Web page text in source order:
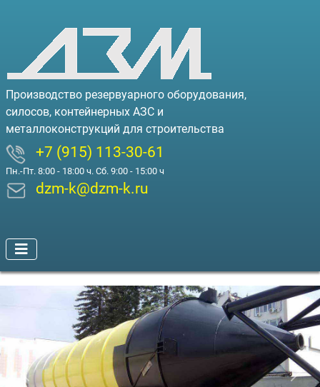
Производство резервуарного оборудования,
силосов, контейнерных АЗС и
металлоконструкций для строительства
+7 (915) 113-30-61
Пн.-Пт. 8:00 - 18:00 ч. Сб. 9:00 - 15:00 ч
dzm-k@dzm-k.ru
Предыдущий